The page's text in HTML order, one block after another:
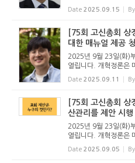
을 분석하는 기사를 올
정된 안건 중 주요한
Date 2025.09.15 By
[75회 고신총회 상
대한 매뉴얼 제공
2025년 9월 23일(화)
열립니다. 개혁정론은
을 분석하는 기사를 올
정된 안건 중 주요한
Date 2025.09.11 By
[75회 고신총회 상
산관리를 제안 시행
2025년 9월 23일(화)
열립니다. 개혁정론은
을 분석하는 기사를 올
정된 안건 중 주요한
Date 2025.09.05 By